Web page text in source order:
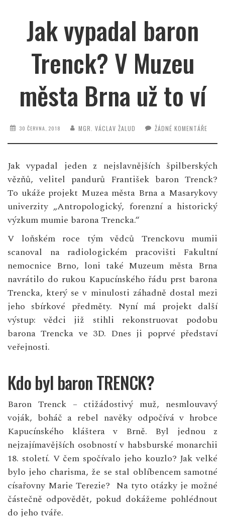
Jak vypadal baron
Trenck? V Muzeu
města Brna už to ví
30 ČERVNA, 2018 MGR. VÁCLAV ŽALUD ŽÁDNÉ KOMENTÁŘE
Jak vypadal jeden z nejslavnějších špilberských
vězňů, velitel pandurů František baron Trenck?
To ukáže projekt Muzea města Brna a Masarykovy
univerzity „Antropologický, forenzní a historický
výzkum mumie barona Trencka.“
V loňském roce tým vědců Trenckovu mumii
scanoval na radiologickém pracovišti Fakultní
nemocnice Brno, loni také Muzeum města Brna
navrátilo do rukou Kapucínského řádu prst barona
Trencka, který se v minulosti záhadně dostal mezi
jeho sbírkové předměty. Nyní má projekt další
výstup: vědci již stihli rekonstruovat podobu
barona Trencka ve 3D. Dnes ji poprvé představí
veřejnosti.
Kdo byl baron TRENCK?
Baron Trenck – ctižádostivý muž, nesmlouvavý
voják, boháč a rebel navěky odpočívá v hrobce
Kapucínského kláštera v Brně. Byl jednou z
nejzajímavějších osobností v habsburské monarchii
18. století. V čem spočívalo jeho kouzlo? Jak velké
bylo jeho charisma, že se stal oblíbencem samotné
císařovny Marie Terezie? Na tyto otázky je možné
částečně odpovědět, pokud dokážeme pohlédnout
do jeho tváře.